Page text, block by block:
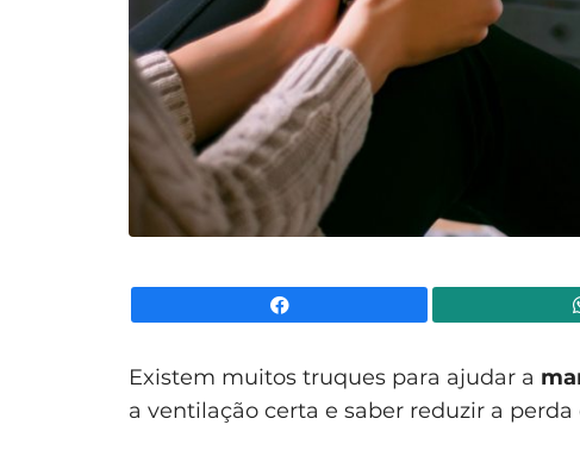
Existem muitos truques para ajudar a
a ventilação certa e saber reduzir a